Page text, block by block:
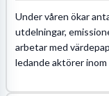
Under våren ökar
utdelningar,
arbetar med
ledande aktörer inom